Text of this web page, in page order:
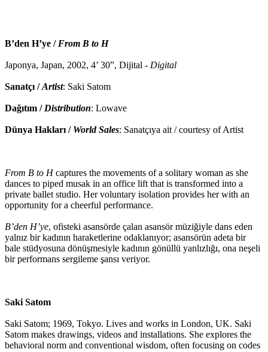
B’den H’ye / From B to H
Japonya, Japan, 2002, 4’ 30”, Dijital - Digital
Sanatçı /Artist: Saki Satom
Dağıtım / Distribution: Lowave
Dünya Hakları / World Sales: Sanatçıya ait / courtesy of Artist
From B to Hcaptures the movements of a solitary woman as she
dances to piped musak in an office lift that is transformed into a
private ballet studio. Her voluntary isolation provides her with an
opportunity for a cheerful performance.
B’den H’ye, ofisteki asansörde çalan asansör müziğiyle dans eden
yalnız bir kadının haraketlerine odaklanıyor; asansörün adeta bir
bale stüdyosuna dönüşmesiyle kadının gönüllü yanlızlığı, ona neşeli
bir performans sergileme şansı veriyor.
Saki Satom
Saki Satom; 1969, Tokyo. Lives and works in London, UK. Saki
Satom makes drawings, videos and installations. She explores the
behavioral norm and conventional wisdom, often focusing on codes